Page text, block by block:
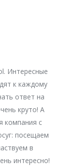
Интересные
к каждому
ответ на
круто! А
компания с
посещаем
в
интересно!